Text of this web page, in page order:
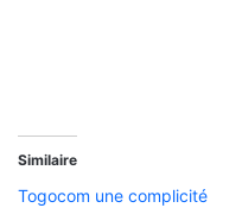
Similaire
Togocom une complicité